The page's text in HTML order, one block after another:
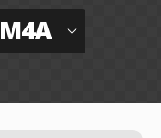
M4A